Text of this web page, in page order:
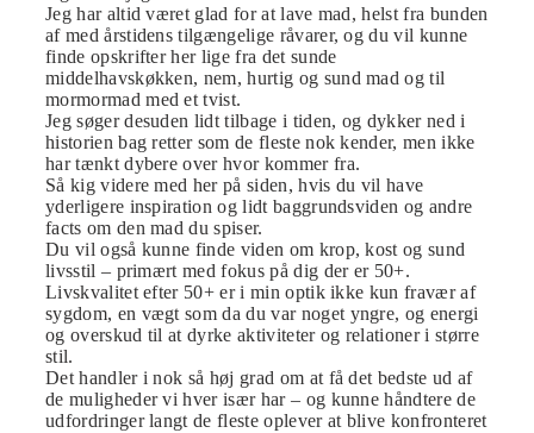
Jeg har altid været glad for at lave mad, helst fra bunden
af med årstidens tilgængelige råvarer, og du vil kunne
finde opskrifter her lige fra det sunde
middelhavskøkken, nem, hurtig og sund mad og til
mormormad med et tvist.
Jeg søger desuden lidt tilbage i tiden, og dykker ned i
historien bag retter som de fleste nok kender, men ikke
har tænkt dybere over hvor kommer fra.
Så kig videre med her på siden, hvis du vil have
yderligere inspiration og lidt baggrundsviden og andre
facts om den mad du spiser.
Du vil også kunne finde viden om krop, kost og sund
livsstil – primært med fokus på dig der er 50+.
Livskvalitet efter 50+ er i min optik ikke kun fravær af
sygdom, en vægt som da du var noget yngre, og energi
og overskud til at dyrke aktiviteter og relationer i større
stil.
Det handler i nok så høj grad om at få det bedste ud af
de muligheder vi hver især har – og kunne håndtere de
udfordringer langt de fleste oplever at blive konfronteret